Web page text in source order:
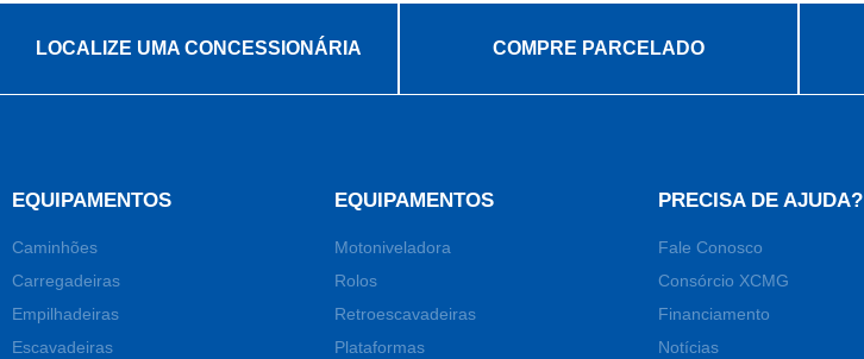
LOCALIZE UMA CONCESSIONÁRIA COMPRE PARCELADO
EQUIPAMENTOS
Caminhões
Carregadeiras
Empilhadeiras
Escavadeiras
EQUIPAMENTOS
Motoniveladora
Rolos
Retroescavadeiras
Plataformas
PRECISA DE AJUDA?
Fale Conosco
Consórcio XCMG
Financiamento
Notícias